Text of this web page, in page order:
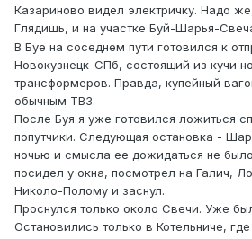
Казариново видел электричку. Надо
Глядишь, и на участке Буй-Шарья-
В Буе на соседнем пути готовился к
Новокузнецк-СПб, состоящий из кучи
трансформеров. Правда, купейный
обычным ТВЗ.
После Буя я уже готовился ложиться
попутчики. Следующая остановка -
ночью и смысла ее дожидаться не
посидел у окна, посмотрел на Галич,
Николо-Полому и заснул.
Проснулся только около Свечи. Уже
Остановились только в Котельниче,